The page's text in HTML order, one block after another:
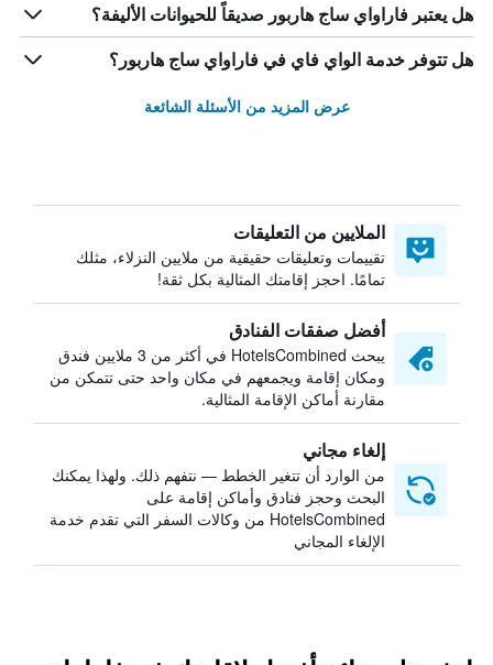
هل يعتبر فاراواي ساج هاربور صديقاً للحيوانات الأليفة؟
هل تتوفر خدمة الواي فاي في فاراواي ساج هاربور؟
عرض المزيد من الأسئلة الشائعة
الملايين من التعليقات
تقييمات وتعليقات حقيقية من ملايين النزلاء، مثلك
تمامًا. احجز إقامتك المثالية بكل ثقة!
أفضل صفقات الفنادق
يبحث HotelsCombined في أكثر من 3 ملايين فندق
ومكان إقامة ويجمعهم في مكان واحد حتى تتمكن من
مقارنة أماكن الإقامة المثالية.
إلغاء مجاني
من الوارد أن تتغير الخطط — نتفهم ذلك. ولهذا يمكنك
البحث وحجز فنادق وأماكن إقامة على
HotelsCombined من وكالات السفر التي تقدم خدمة
الإلغاء المجاني